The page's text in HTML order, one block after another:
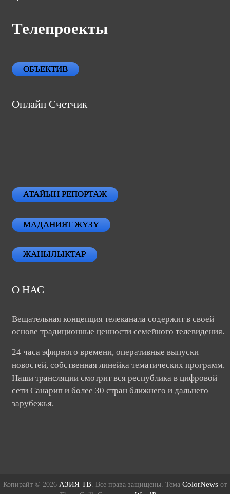
Телепроекты
ОБЪЕКТИВ
Онлайн Счетчик
АТАЙЫН РЕПОРТАЖ
МАДАНИЯТ ЖҮЗҮ
ЖАНЫЛЫКТАР
О НАС
Вещательная концепция телеканала содержит в своей
основе традиционные ценности семейного телевидения.
24 часа эфирного времени, оперативные выпуски
новостей, собственная линейка тематических программ.
Наши трансляции смотрит вся республика в цифровой
сети Санарип и более 30 стран ближнего и дальнего
зарубежья.
Копирайт © 2026 АЗИЯ ТВ . Все права защищены. Тема ColorNews от